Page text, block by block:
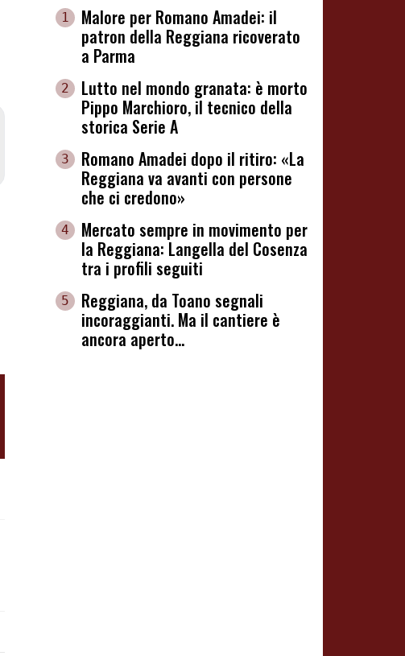
1
Malore per Romano Amadei: il
patron della Reggiana ricoverato
a Parma
2
Lutto nel mondo granata: è morto
Pippo Marchioro, il tecnico della
storica Serie A
3
Romano Amadei dopo il ritiro: «La
Reggiana va avanti con persone
che ci credono»
4
Mercato sempre in movimento per
la Reggiana: Langella del Cosenza
tra i profili seguiti
5
Reggiana, da Toano segnali
incoraggianti. Ma il cantiere è
ancora aperto...